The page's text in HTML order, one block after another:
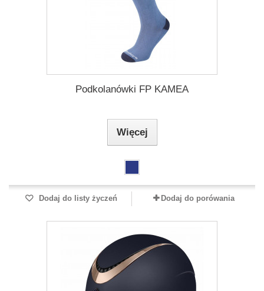
Podkolanówki FP KAMEA
Więcej
Dodaj do listy życzeń Dodaj do porówania